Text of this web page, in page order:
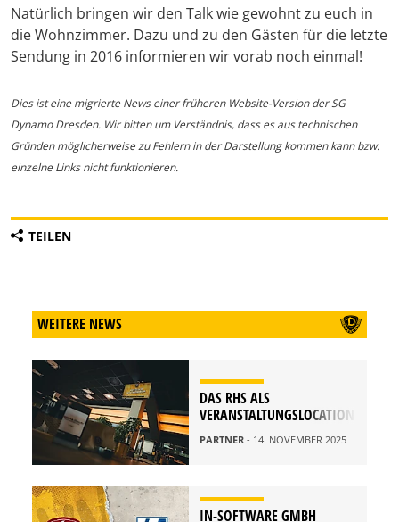
Natürlich bringen wir den Talk wie gewohnt zu euch in
die Wohnzimmer. Dazu und zu den Gästen für die letzte
Sendung in 2016 informieren wir vorab noch einmal!
Dies ist eine migrierte News einer früheren Website-Version der SG
Dynamo Dresden. Wir bitten um Verständnis, dass es aus technischen
Gründen möglicherweise zu Fehlern in der Darstellung kommen kann bzw.
einzelne Links nicht funktionieren.
TEILEN
WEITERE NEWS
DAS RHS ALS
VERANSTALTUNGSLOCATION
PARTNER - 14. NOVEMBER 2025
IN-SOFTWARE GMBH